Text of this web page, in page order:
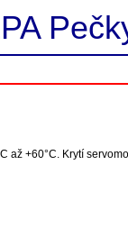
až +60°C. Krytí